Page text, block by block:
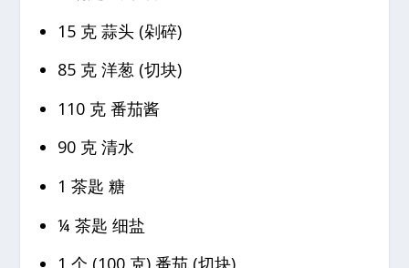
15 克 蒜头 (剁碎)
85 克 洋葱 (切块)
110 克 番茄酱
90 克 清水
1 茶匙 糖
¼ 茶匙 细盐
1 个 (100 克) 番茄 (切块)